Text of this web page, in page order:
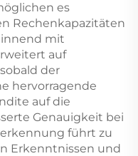
es
Rechenkapazitäten
mit
auf
der
hervorragende
auf die
Genauigkeit bei
führt zu
Erkenntnissen und